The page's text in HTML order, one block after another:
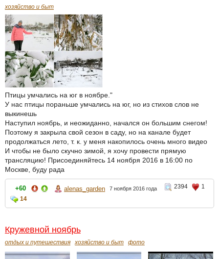
хозяйство и быт
Птицы умчались на юг в ноябре."
У нас птицы пораньше умчались на юг, но из стихов слов не
выкинешь
Наступил ноябрь, и неожиданно, начался он большим снегом!
Поэтому я закрыла свой сезон в саду, но на канале будет
продолжаться лето, т. к. у меня накопилось очень много видео
И чтобы не было скучно зимой, я хочу провести прямую
трансляцию! Присоединяйтесь 14 ноября 2016 в 16:00 по
Москве, буду рада
+60 alenas_garden 7 ноября 2016 года 2394
1
14
Кружевной ноябрь
отдых и путешествия хозяйство и быт фото